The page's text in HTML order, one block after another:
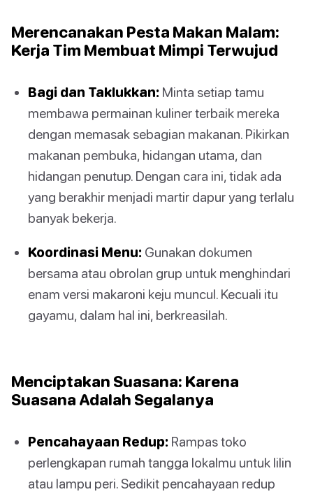
Merencanakan Pesta Makan Malam:
Kerja Tim Membuat Mimpi Terwujud
Bagi dan Taklukkan: Minta setiap tamu
membawa permainan kuliner terbaik mereka
dengan memasak sebagian makanan. Pikirkan
makanan pembuka, hidangan utama, dan
hidangan penutup. Dengan cara ini, tidak ada
yang berakhir menjadi martir dapur yang terlalu
banyak bekerja.
Koordinasi Menu: Gunakan dokumen
bersama atau obrolan grup untuk menghindari
enam versi makaroni keju muncul. Kecuali itu
gayamu, dalam hal ini, berkreasilah.
Menciptakan Suasana: Karena
Suasana Adalah Segalanya
Pencahayaan Redup: Rampas toko
perlengkapan rumah tangga lokalmu untuk lilin
atau lampu peri. Sedikit pencahayaan redup